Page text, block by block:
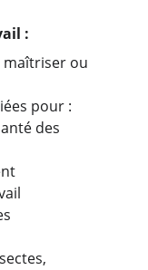
:
ou
pour :
des